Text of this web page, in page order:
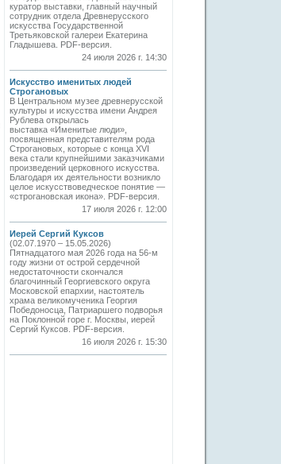
куратор выставки, главный научный
сотрудник отдела Древнерусского
искусства Государственной
Третьяковской галереи Екатерина
Гладышева. PDF-версия.
24 июля 2026 г. 14:30
Искусство именитых людей
Строгановых
В Центральном музее древнерусской
культуры и искусства имени Андрея
Рублева открылась
выставка «Именитые люди»,
посвященная представителям рода
Строгановых, которые с конца XVI
века стали крупнейшими заказчиками
произведений церковного искусства.
Благодаря их деятельности возникло
целое искусствоведческое понятие —
«строгановская икона». PDF-версия.
17 июля 2026 г. 12:00
Иерей Сергий Куксов
(02.07.1970 – 15.05.2026)
Пятнадцатого мая 2026 года на 56-м
году жизни от острой сердечной
недостаточности скончался
благочинный Георгиевского округа
Московской епархии, настоятель
храма великомученика Георгия
Победоносца, Патриаршего подворья
на Поклонной горе г. Москвы, иерей
Сергий Куксов. PDF-версия.
16 июля 2026 г. 15:30